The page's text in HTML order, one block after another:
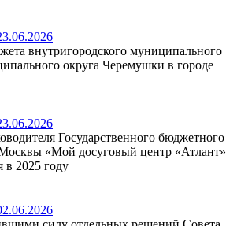
внутригородского муниципального
округа Черемушки в городе
Государственного бюджетного
«Мой досуговый центр «Атлант»
в 2025 году